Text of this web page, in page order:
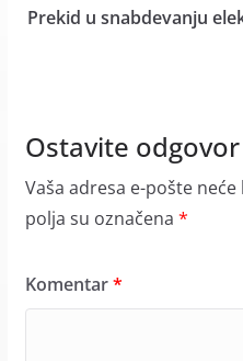
Prekid u snabdevanju
Ostavite odgovor
Vaša adresa e-pošte
polja su označena *
Komentar*